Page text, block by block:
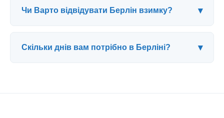
Чи Варто відвідувати Берлін взимку? ▾
Скільки днів вам потрібно в Берліні? ▾